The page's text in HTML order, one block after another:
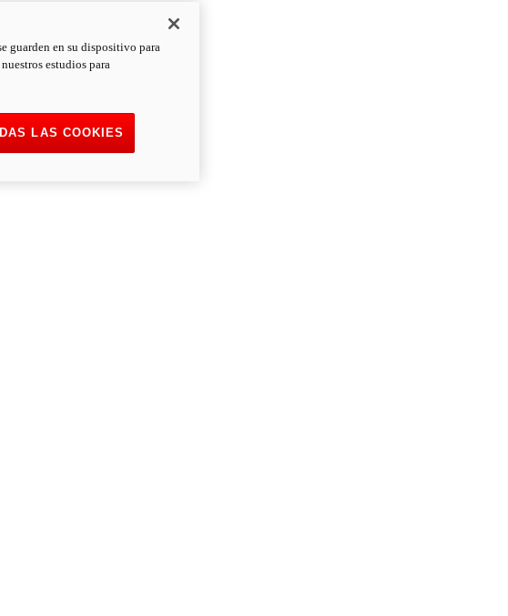
guarden en su dispositivo para
estudios para
LAS COOKIES